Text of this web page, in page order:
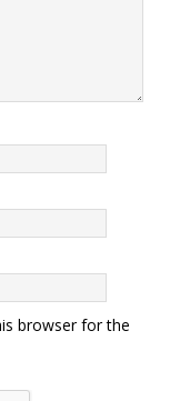
browser for the